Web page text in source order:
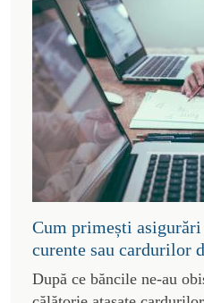
Cum primești
curente sau cardurilor
După ce băncile ne-au